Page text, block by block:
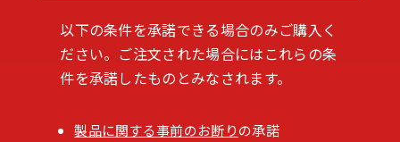
以下の条件を承諾できる場合のみご購入く
ださい。ご注文された場合にはこれらの条
件を承諾したものとみなされます。
製品に関する事前のお断りの承諾